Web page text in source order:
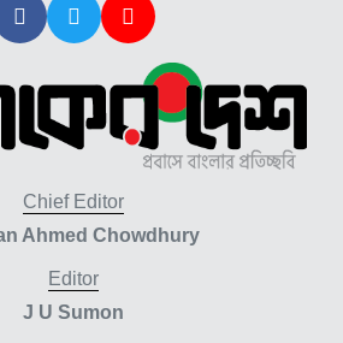
Chief Editor
Ahmed Chowdhury
Editor
J U Sumon